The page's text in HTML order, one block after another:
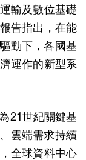
輸及數位基礎
告指出，在能
動下，各國基
運作的新型系
21世紀關鍵基
雲端需求持續
全球資料中心